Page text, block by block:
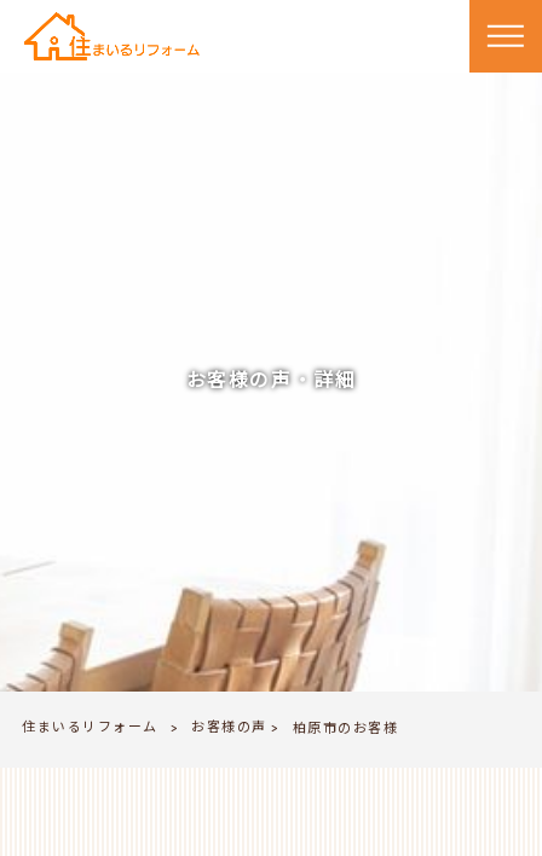
お客様の声・詳細
住まいるリフォーム > お客様の声 > 柏原市のお客様